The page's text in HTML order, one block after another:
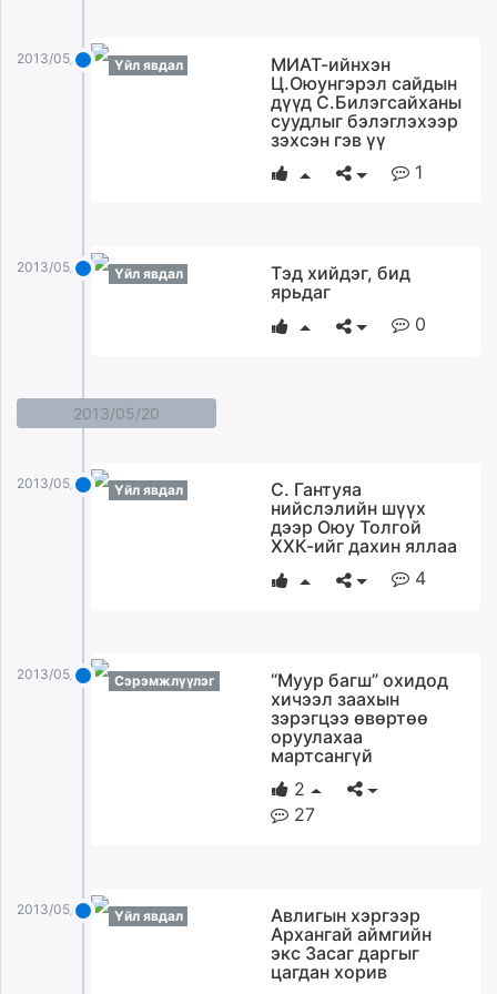
2013/05/21 Үйл явдал
МИАТ-ийнхэн
Ц.Оюунгэрэл сайдын
дүүд С.Билэгсайханы
суудлыг бэлэглэхээр
зэхсэн гэв үү
1
2013/05/21 Үйл явдал
Тэд хийдэг, бид
ярьдаг
0
2013/05/20
2013/05/20 Үйл явдал
С. Гантуяа
нийслэлийн шүүх
дээр Оюу Толгой
ХХК-ийг дахин яллаа
4
2013/05/20 Сэрэмжлүүлэг
“Муур багш” охидод
хичээл заахын
зэрэгцээ өвөртөө
оруулахаа
мартсангүй
2
27
2013/05/20 Үйл явдал
Авлигын хэргээр
Архангай аймгийн
экс Засаг даргыг
цагдан хорив